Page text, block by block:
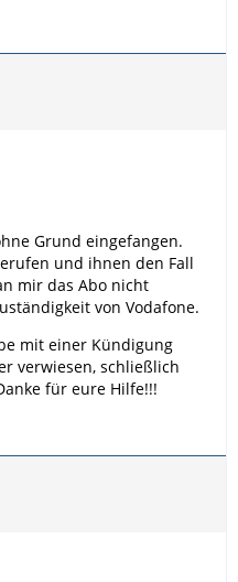
Grund eingefangen.
und ihnen den Fall
mir das Abo nicht
von Vodafone.
mit einer Kündigung
verwiesen, schließlich
für eure Hilfe!!!